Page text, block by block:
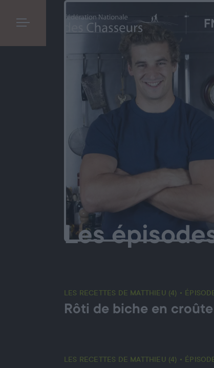
Les
LES RECETTES DE MATTHIEU (4) •
Rôti de biche en croûte
LES RECETTES DE MATTHIEU (4) •